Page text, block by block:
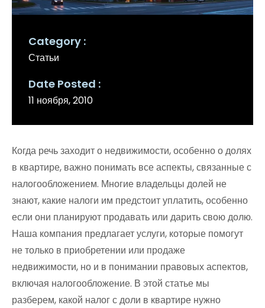
Category
Статьи
Date Posted
11 ноября, 2010
Когда речь заходит о недвижимости, особенно о долях
в квартире, важно понимать все аспекты, связанные с
налогообложением. Многие владельцы долей не
знают, какие налоги им предстоит уплатить, особенно
если они планируют продавать или дарить свою долю.
Наша компания предлагает услуги, которые помогут
не только в приобретении или продаже
недвижимости, но и в понимании правовых аспектов,
включая налогообложение. В этой статье мы
разберем, какой налог с доли в квартире нужно